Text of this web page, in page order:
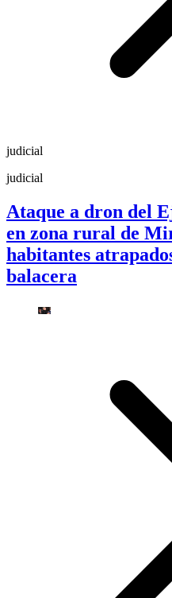
judicial
judicial
Ataque a dron del
en zona rural de
habitantes
balacera